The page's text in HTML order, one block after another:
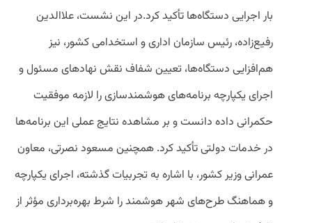
بار اجرایی دستگاه‌ها تأکید کرد.در این نشست، علاالدین
رفیع‌زاده، رئیس سازمان اداری و استخدامی کشور، نیز
هم‌افزایی دستگاه‌ها، تعیین شفاف نقش نهادهای مسئول و
اجرای یکپارچه برنامه‌های هوشمندسازی را لازمه موفقیت
حکمرانی داده دانست و بر مشاهده نتایج عملی این برنامه‌ها
در خدمات دولتی تأکید کرد. همچنین مسعود نصرتی، معاون
عمرانی وزیر کشور، با اشاره به تجربیات گذشته، اجرای یکپارچه
و هماهنگ طرح‌های شهر هوشمند را شرط بهره‌برداری مؤثر از